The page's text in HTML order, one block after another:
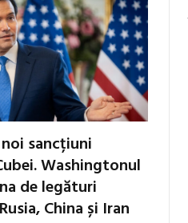
sancțiuni
Washingtonul
de legături
China și Iran